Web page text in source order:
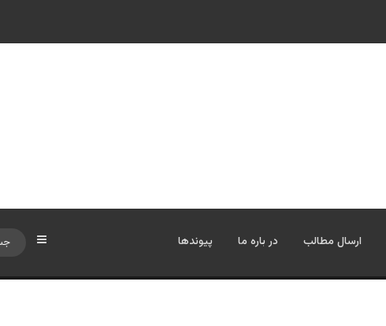
ارسال مطالب در باره ما پیوندها سایدبار